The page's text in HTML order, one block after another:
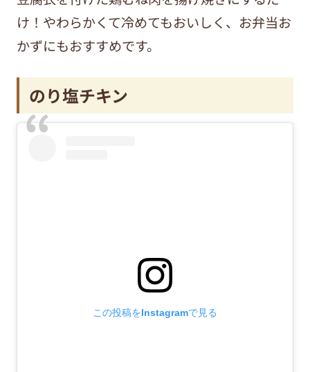
け！やわらかくて冷めてもおいしく、お弁当お
かずにもおすすめです。
のり塩チキン
この投稿をInstagramで見る